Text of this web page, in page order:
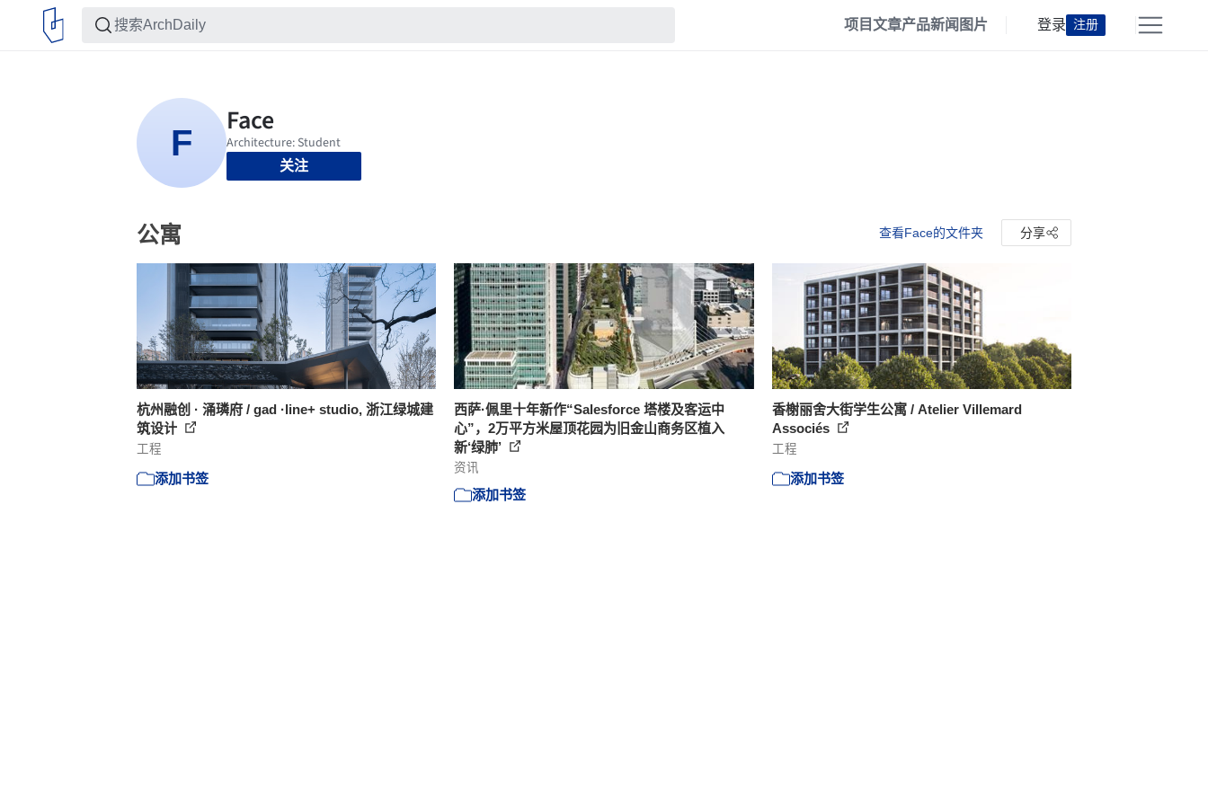
项目文章产品新闻 图片 登录 注册
关注
公寓 查看Face的文件夹 分享
杭州融创 · 涌璘府 / gad ·line+ studio, 浙江绿城建
筑设计
工程
添加书签
西萨·佩里十年新作“Salesforce 塔楼及客运中
心”，2万平方米屋顶花园为旧金山商务区植入
新‘绿肺’
资讯
添加书签
香榭丽舍大街学生公寓 / Atelier Villemard
Associés
工程
添加书签